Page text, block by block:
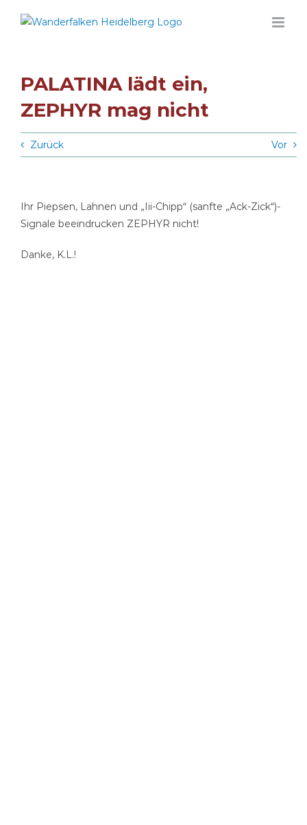
Inhalt
PALATINA lädt ein,
ZEPHYR mag nicht
Zurück Vor
Ihr Piepsen, Lahnen und „Iii-Chipp“ (sanfte „Ack-Zick“)-
Signale beeindrucken ZEPHYR nicht!
Danke, K.L.!